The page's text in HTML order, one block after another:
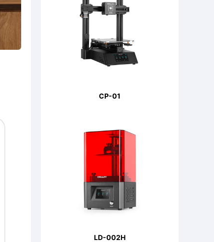
CP-01
LD-002H